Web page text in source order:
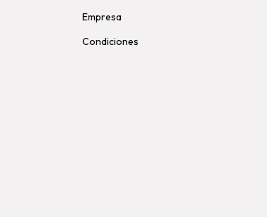
Empresa
Condiciones